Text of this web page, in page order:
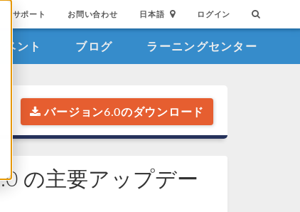
サポート お問い合わせ 日本語 ログイン
イベント ブログ ラーニングセンター
バージョン6.0のダウンロード
の主要アップデー